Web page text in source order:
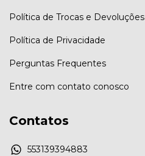
Política de Trocas e Devoluções
Política de Privacidade
Perguntas Frequentes
Entre com contato conosco
Contatos
553139394883